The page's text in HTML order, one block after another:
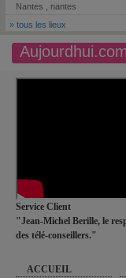
Nantes , nantes
» tous les lieux
Service Client
"Jean-Michel Berille, le
des télé-conseillers."
ACCUEIL